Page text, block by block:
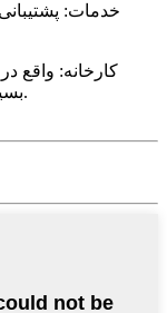
بسیار راحت است. ظرفیت روزانه ۵۰۰ دستگاه.